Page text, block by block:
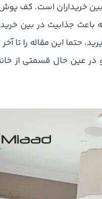
خریداران است. کف
جذابیت در بین
این مقاله را تا آخر
عین حال قسمتی از